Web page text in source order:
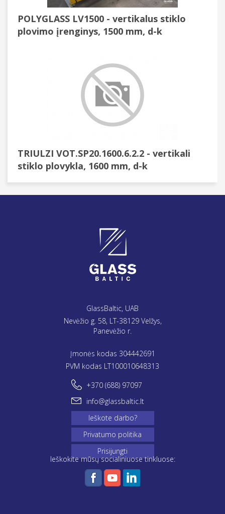
POLYGLASS LV1500 - vertikalus stiklo
plovimo įrenginys, 1500 mm, d-k
TRIULZI VOT.SP20.1600.6.2.2 - vertikali
stiklo plovykla, 1600 mm, d-k
GlassBaltic, UAB
Nevėžio g. 58, LT-38129 Velžys,
Panevėžio r.
Įmonės kodas 304442691
PVM kodas LT100010648313
+370 (688) 97097
info@glassbaltic.lt
Ieškote darbo?
Privatumo politika
Prisijungti
Ieškokite mūsų socialiniuose tinkluose: